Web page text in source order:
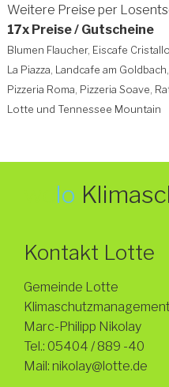
Weitere Preise per
17x Preise / Gutscheine
Blumen Flaucher, Eiscafe
La Piazza, Landcafe am
Pizzeria Roma, Pizzeria Soave,
Lotte und Tennessee Mountain
lo
Kontakt Lotte
Gemeinde Lotte
Marc-Philipp Nikolay
Tel.: 05404 / 889 -40
Mail: nikolay@lotte.de